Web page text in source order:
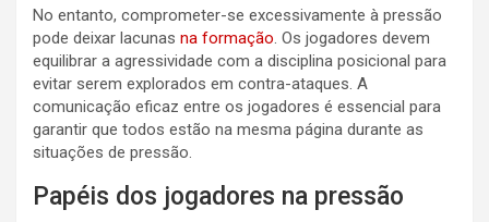
No entanto, comprometer-se excessivamente à pressão
pode deixar lacunas na formação. Os jogadores devem
equilibrar a agressividade com a disciplina posicional para
evitar serem explorados em contra-ataques. A
comunicação eficaz entre os jogadores é essencial para
garantir que todos estão na mesma página durante as
situações de pressão.
Papéis dos jogadores na pressão